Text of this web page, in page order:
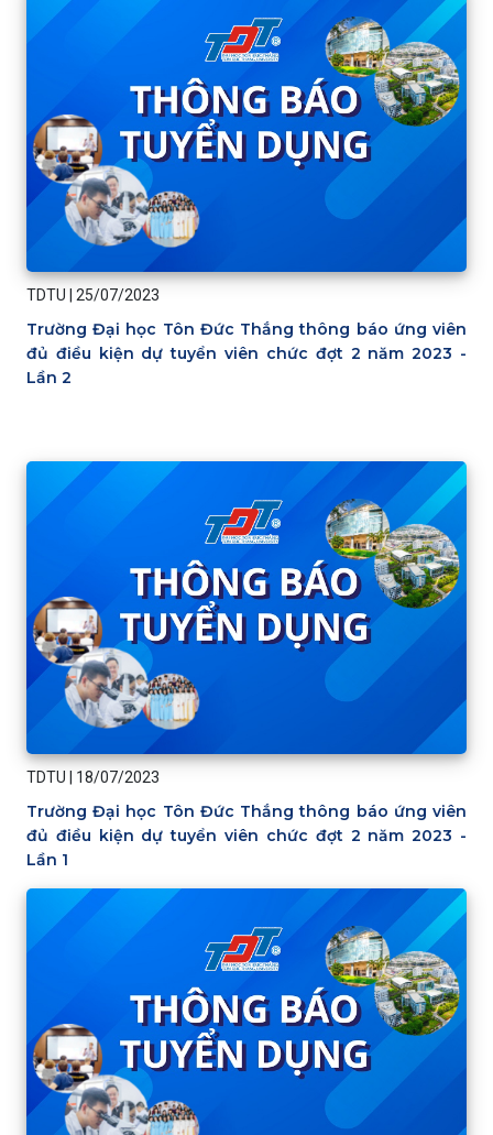
TDTU 25/07/2023
Trường Đại học Tôn Đức Thắng thông báo ứng viên
đủ điều kiện dự tuyển viên chức đợt 2 năm 2023 -
Lần 2
TDTU 18/07/2023
Trường Đại học Tôn Đức Thắng thông báo ứng viên
đủ điều kiện dự tuyển viên chức đợt 2 năm 2023 -
Lần 1